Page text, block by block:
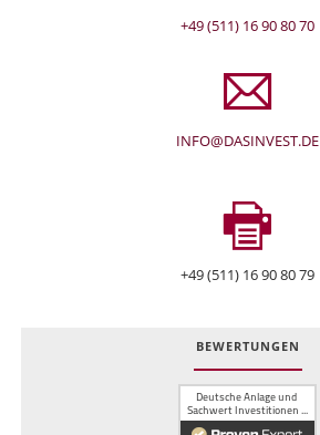
+49 (511) 16 90 80 70
INFO@DASINVEST.DE
+49 (511) 16 90 80 79
BEWERTUNGEN